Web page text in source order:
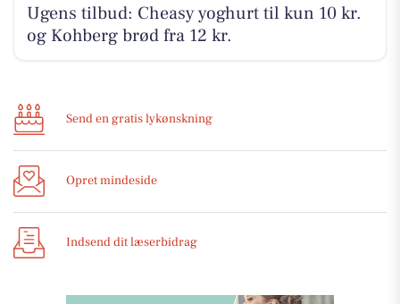
Ugens tilbud: Cheasy yoghurt til kun 10 kr.
og Kohberg brød fra 12 kr.
Send en gratis lykønskning
Opret mindeside
Indsend dit læserbidrag